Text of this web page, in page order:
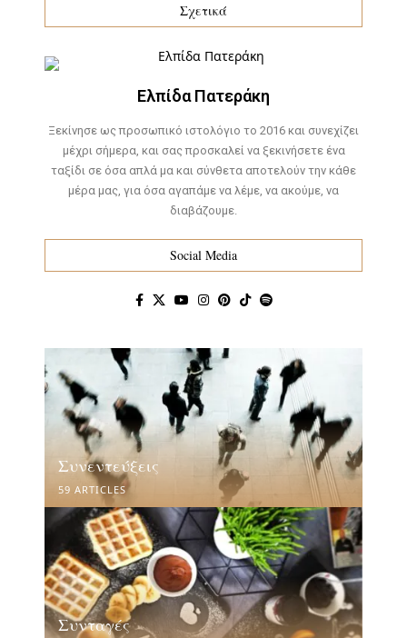
Σχετικά
Ελπίδα Πατεράκη
Ξεκίνησε ως προσωπικό ιστολόγιο το 2016 και συνεχίζει
μέχρι σήμερα, και σας προσκαλεί να ξεκινήσετε ένα
ταξίδι σε όσα απλά μα και σύνθετα αποτελούν την κάθε
μέρα μας, για όσα αγαπάμε να λέμε, να ακούμε, να
διαβάζουμε.
Social Media
Συνεντεύξεις
59 ARTICLES
Συνταγές